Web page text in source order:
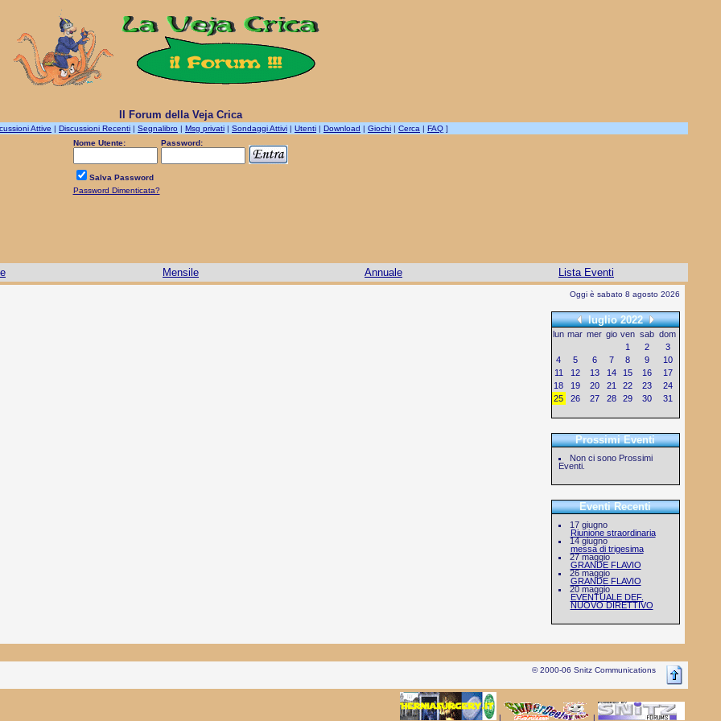
Il Forum della Veja Crica
Attive | Discussioni Recenti | Segnalibro | Msg privati | Sondaggi Attivi | Utenti | Download | Giochi | Cerca | FAQ ]
Nome Utente:
Password:
Salva Password
Password Dimenticata?
Mensile Annuale Lista Eventi
Oggi è sabato 8 agosto 2026
luglio 2022
lun mar mer gio ven sab dom
1
2
3
4
5 6 7 8 9
10
11
12 13 14 15 16
17
18
19 20 21 22 23
24
25
26 27 28 29 30 31
Prossimi Eventi
Non ci sono Prossimi
Eventi.
Eventi Recenti
17 giugno
Riunione straordinaria
14 giugno
messa di trigesima
27 maggio
GRANDE FLAVIO
26 maggio
GRANDE FLAVIO
20 maggio
EVENTUALE DEF.
NUOVO DIRETTIVO
© 2000-06 Snitz Communications
| |